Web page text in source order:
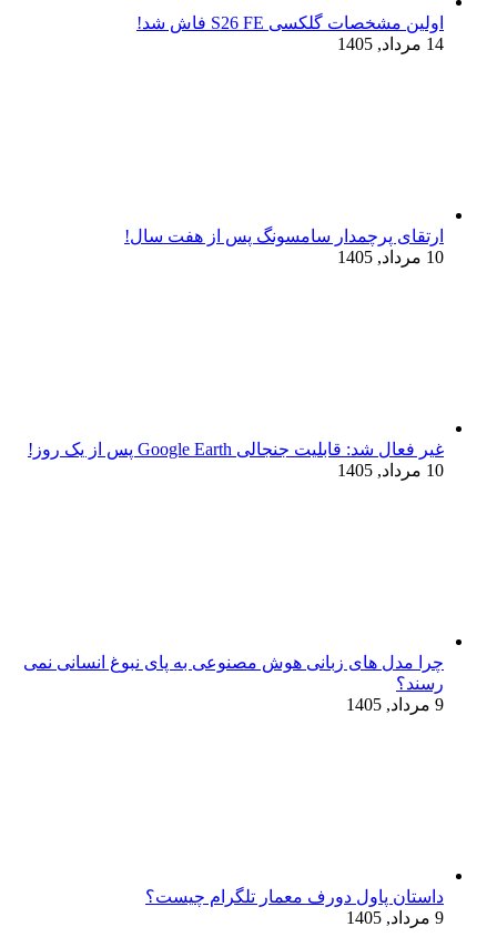
اولین مشخصات گلکسی S26 FE فاش شد!
14 مرداد, 1405
ارتقای پرچمدار سامسونگ پس از هفت سال!
10 مرداد, 1405
غیر فعال شد: قابلیت جنجالی Google Earth پس از یک روز!
10 مرداد, 1405
چرا مدل‌ های زبانی هوش مصنوعی به پای نبوغ انسانی نمی‌
رسند؟
9 مرداد, 1405
داستان پاول دورف معمار تلگرام چیست؟
9 مرداد, 1405